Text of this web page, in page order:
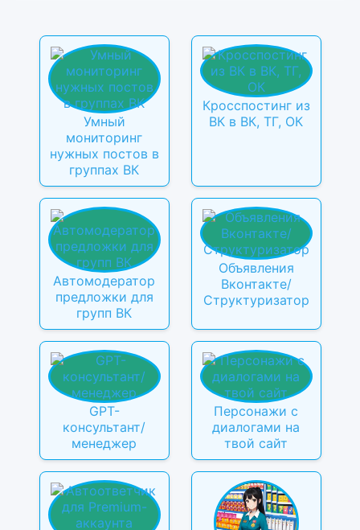
Умный
мониторинг
нужных постов в
группах ВК
Кросспостинг из
ВК в ВК, ТГ, ОК
Автомодератор
предложки для
групп ВК
Объявления
Вконтакте/
Структуризатор
GPT-
консультант/
менеджер
Персонажи с
диалогами на
твой сайт